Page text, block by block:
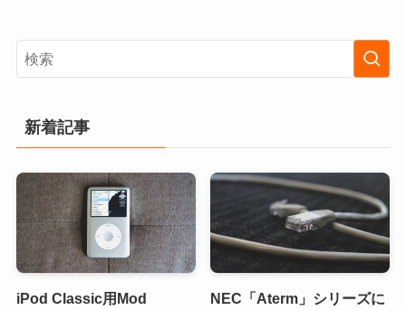
新着記事
iPod Classic用Mod
NEC「Aterm」シリーズに